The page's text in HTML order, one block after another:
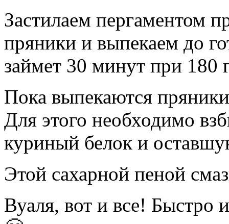
Застилаем пергаментом
пряники и выпекаем до
займет 30 минут при 180
Пока выпекаются
Для этого необходимо
куриный белок и
Этой сахарной пеной
Вуаля, вот и все! Быстро